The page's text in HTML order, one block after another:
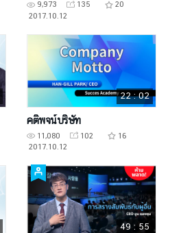
9,973 135
20
2017.10.12
22 : 02
คติพจน์บริษัท
11,080 102
16
2017.10.12
49 : 55